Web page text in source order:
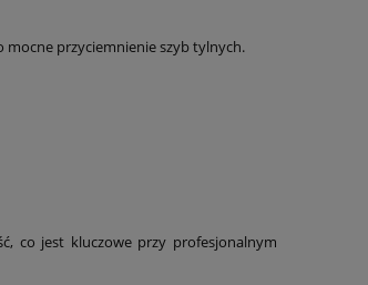
przyciemnienie szyb tylnych.
co jest kluczowe przy profesjonalnym